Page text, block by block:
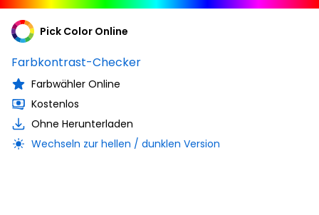
Pick Color Online
Farbkontrast-Checker
Farbwähler Online
Kostenlos
Ohne Herunterladen
Wechseln zur hellen / dunklen Version